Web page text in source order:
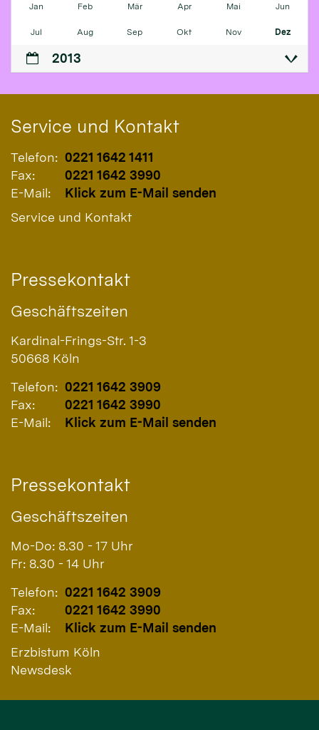
Jan Feb Mär Apr Mai Jun
Jul Aug Sep Okt Nov Dez
2013
Service und Kontakt
Telefon: 0221 1642 1411
Fax:
0221 1642 3990
E-Mail:
Klick zum E-Mail senden
Service und Kontakt
Pressekontakt
Geschäftszeiten
Kardinal-Frings-Str. 1-3
50668 Köln
Telefon: 0221 1642 3909
Fax:
0221 1642 3990
E-Mail:
Klick zum E-Mail senden
Pressekontakt
Geschäftszeiten
Mo-Do: 8.30 - 17 Uhr
Fr: 8.30 - 14 Uhr
Telefon: 0221 1642 3909
Fax:
0221 1642 3990
E-Mail:
Klick zum E-Mail senden
Erzbistum Köln
Newsdesk